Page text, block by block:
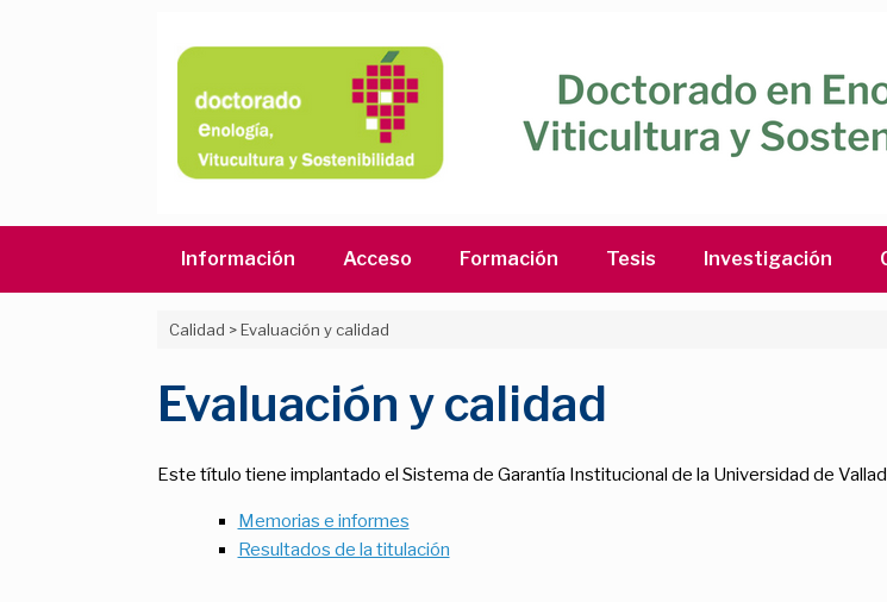
Información Acceso Formación Tesis Investigación
Calidad >Evaluación y calidad
Evaluación y calidad
Este título tiene implantado el Sistema de Garantía Institucional de la Universidad de
Memorias e informes
Resultados de la titulación